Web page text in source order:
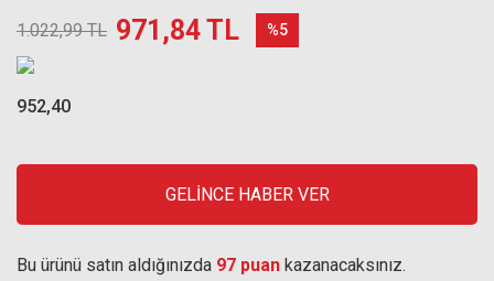
1.022,99 TL 971,84 TL %5
952,40
GELİNCE HABER VER
Bu ürünü satın aldığınızda 97 puan kazanacaksınız.